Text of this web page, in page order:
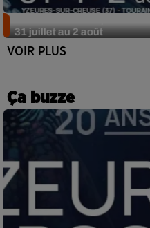
31 juillet au 2 août
VOIR PLUS
Ça buzze